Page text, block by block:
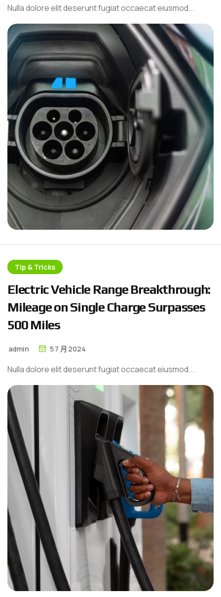
Nulla dolore elit deserunt fugiat occaecat eiusmod...
Tip & Tricks
ElectricVehicle Range Breakthrough:
Mileageon Single Charge Surpasses
500 Miles
admin 57 月 2024
Nulla dolore elit deserunt fugiat occaecat eiusmod...